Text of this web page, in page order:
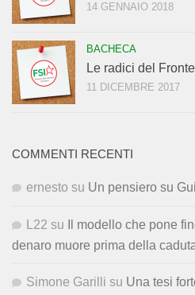
14 GENNAIO 2018
BACHECA
Le radici del
11 DICEMBRE 2017
COMMENTI RECENTI
ernesto su Un pensiero su
L22 su
Il modello che pone
denaro muore prima della
Simone Garilli su Una tesi